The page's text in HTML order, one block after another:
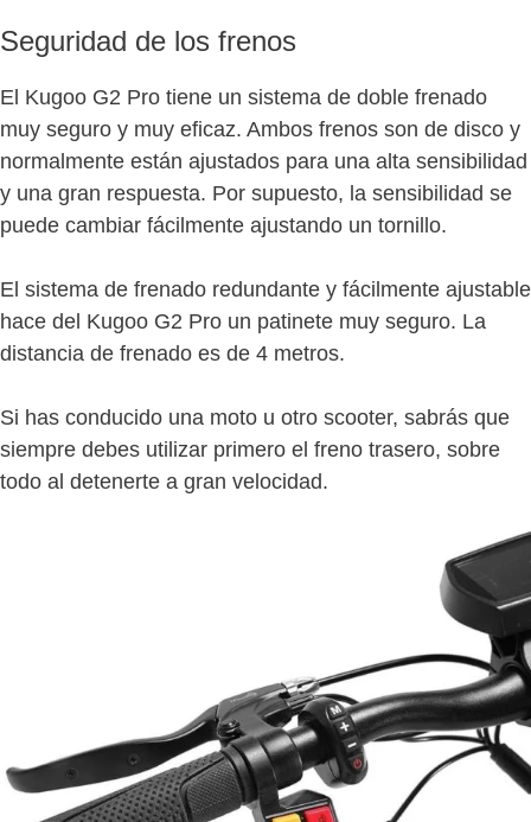
Seguridad de los frenos
El Kugoo G2 Pro tiene un sistema de doble frenado
muy seguro y muy eficaz. Ambos frenos son de disco y
normalmente están ajustados para una alta sensibilidad
y una gran respuesta. Por supuesto, la sensibilidad se
puede cambiar fácilmente ajustando un tornillo.
El sistema de frenado redundante y fácilmente ajustable
hace del Kugoo G2 Pro un patinete muy seguro. La
distancia de frenado es de 4 metros.
Si has conducido una moto u otro scooter, sabrás que
siempre debes utilizar primero el freno trasero, sobre
todo al detenerte a gran velocidad.